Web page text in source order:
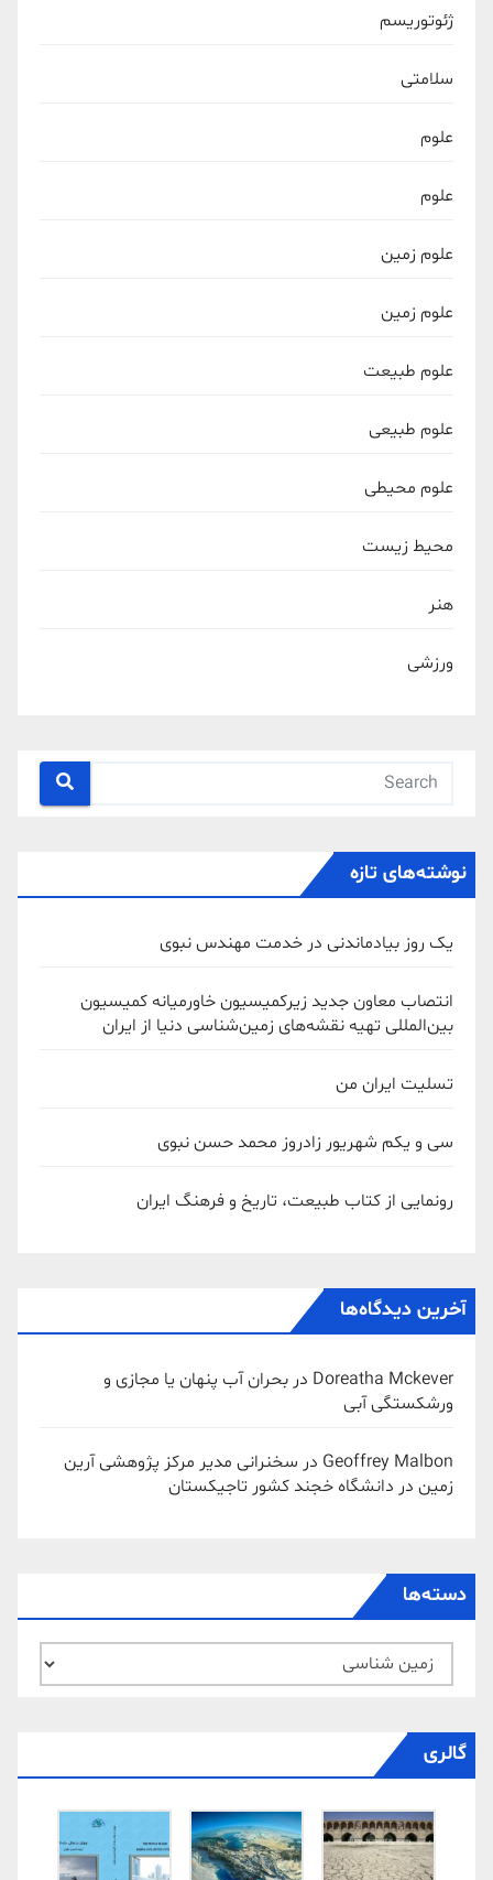
ژئوتوریسم
سلامتی
علوم
علوم
علوم زمین
علوم زمین
علوم طبیعت
علوم طبیعی
علوم محیطی
محیط زیست
هنر
ورزشی
نوشته‌های تازه
یک روز بیادماندنی در خدمت مهندس نبوی
انتصاب معاون جدید زیرکمیسیون خاورمیانه کمیسیون
بین‌المللی تهیه نقشه‌های زمین‌شناسی دنیا از ایران
تسلیت ایران من
سی و یکم شهریور زادروز محمد حسن نبوی
رونمایی از کتاب طبیعت، تاریخ و فرهنگ ایران
آخرین دیدگاه‌ها
Doreatha Mckever در بحران آب پنهان یا مجازی و
ورشکستگی آبی
Geoffrey Malbon در سخنرانی مدیر مرکز پژوهشی آرین
زمین در دانشگاه خجند کشور تاجیکستان
دسته‌ها
دسته‌ها
گالری